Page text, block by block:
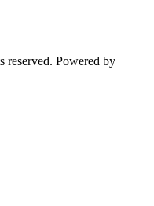
Powered by